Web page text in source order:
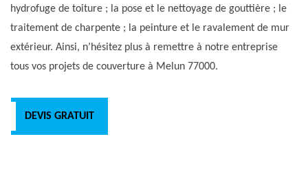
hydrofuge de toiture ; la pose et le nettoyage de gouttière ; le
traitement de charpente ; la peinture et le ravalement de mur
extérieur. Ainsi, n’hésitez plus à remettre à notre entreprise
tous vos projets de couverture à Melun 77000.
DEVIS GRATUIT